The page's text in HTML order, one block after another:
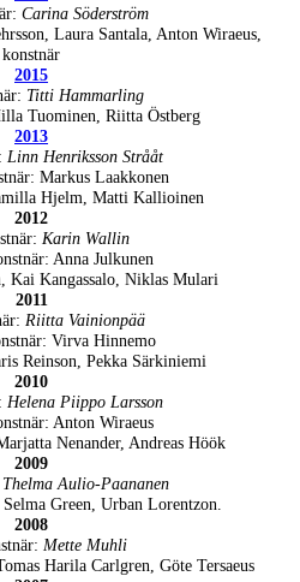
Carina Söderström
Laura Santala, Anton Wiraeus,
konstnär
2015
Titti Hammarling
Tuominen, Riitta Östberg
2013
Linn Henriksson Strååt
Markus Laakkonen
Hjelm, Matti Kallioinen
2012
Karin Wallin
Anna Julkunen
Kai Kangassalo, Niklas Mulari
2011
Riitta Vainionpää
Virva Hinnemo
Reinson, Pekka Särkiniemi
2010
Helena Piippo Larsson
Anton Wiraeus
Nenander, Andreas Höök
2009
Thelma Aulio-Paananen
Green, Urban Lorentzon.
2008
Mette Muhli
Harila Carlgren, Göte Tersaeus